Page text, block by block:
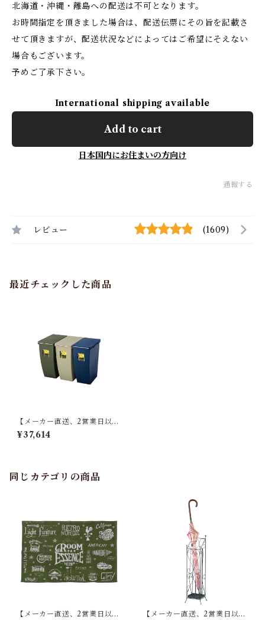
北海道・沖縄・離島への配送は不可となります。
お時間指定を頂きました場合は、配送伝票にその旨を記載さ
せて頂きますが、配送状況などによってはご希望にそえない
場合もございます。
予めご了承下さい。
International shipping available
Add to cart
日本国内にお住まいの方向け
通報する
レビュー (1609)
最近チェックした商品
【メーカー直送、2営業日以内
に発送】【10個セット】 ゴミ
箱 ダストボックス ふた付き 2
い漏れない 東谷 LFS-846
¥37,614
同じカテゴリの商品
【メーカー直送、2営業日以内
【メーカー直送、2営業日以内